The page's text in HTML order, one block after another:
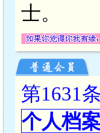
士。
第1631
个人档